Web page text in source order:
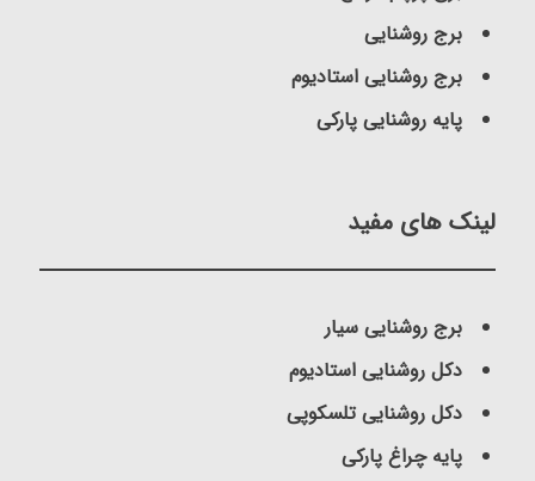
برج روشنایی
برج روشنایی استادیوم
پایه روشنایی پارکی
لینک های مفید
برج روشنایی سیار
دکل روشنایی استادیوم
دکل روشنایی تلسکوپی
پایه چراغ پارکی